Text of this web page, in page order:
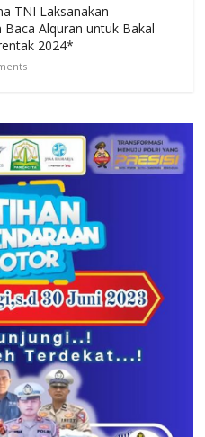
TNI Laksanakan
Alquran untuk Bakal
2024*